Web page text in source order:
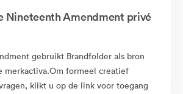
Nineteenth Amendment privé
gebruikt Brandfolder als bron
merkactiva.Om formeel creatief
klikt u op de link voor toegang